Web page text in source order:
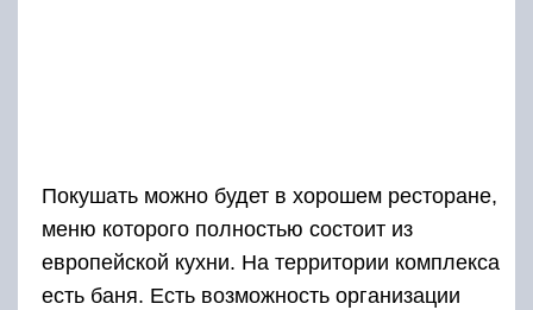
Покушать можно будет в хорошем ресторане,
меню которого полностью состоит из
европейской кухни. На территории комплекса
есть баня. Есть возможность организации